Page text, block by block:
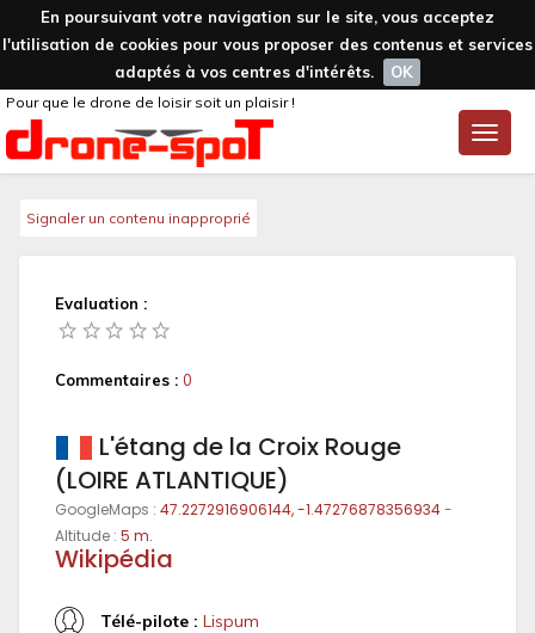
En poursuivant votre navigation sur le site, vous acceptez
l'utilisation de cookies pour vous proposer des contenus et services
adaptés à vos centres d'intérêts.
OK
Toggle
Pour que le drone de loisir soit un plaisir !
Signaler un contenu inapproprié
Evaluation :
Commentaires : 0
L'étang de la Croix Rouge
(LOIRE ATLANTIQUE)
GoogleMaps : 47.2272916906144, -1.47276878356934-
Altitude : 5 m.
Wikipédia
Télé-pilote : Lispum